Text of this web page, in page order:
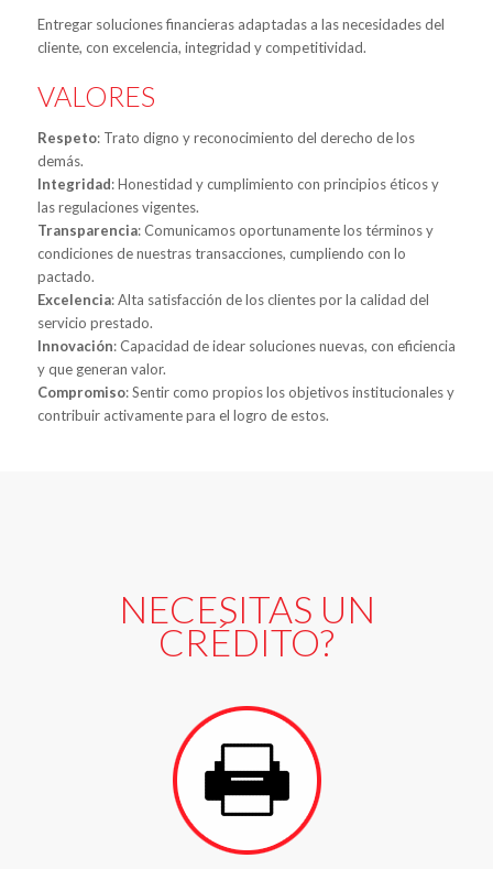
Entregar soluciones financieras adaptadas a las necesidades del
cliente, con excelencia, integridad y competitividad.
VALORES
Respeto: Trato digno y reconocimiento del derecho de los
demás.
Integridad: Honestidad y cumplimiento con principios éticos y
las regulaciones vigentes.
Transparencia: Comunicamos oportunamente los términos y
condiciones de nuestras transacciones, cumpliendo con lo
pactado.
Excelencia: Alta satisfacción de los clientes por la calidad del
servicio prestado.
Innovación: Capacidad de idear soluciones nuevas, con eficiencia
y que generan valor.
Compromiso: Sentir como propios los objetivos institucionales y
contribuir activamente para el logro de estos.
NECESITAS UN
CRÉDITO?